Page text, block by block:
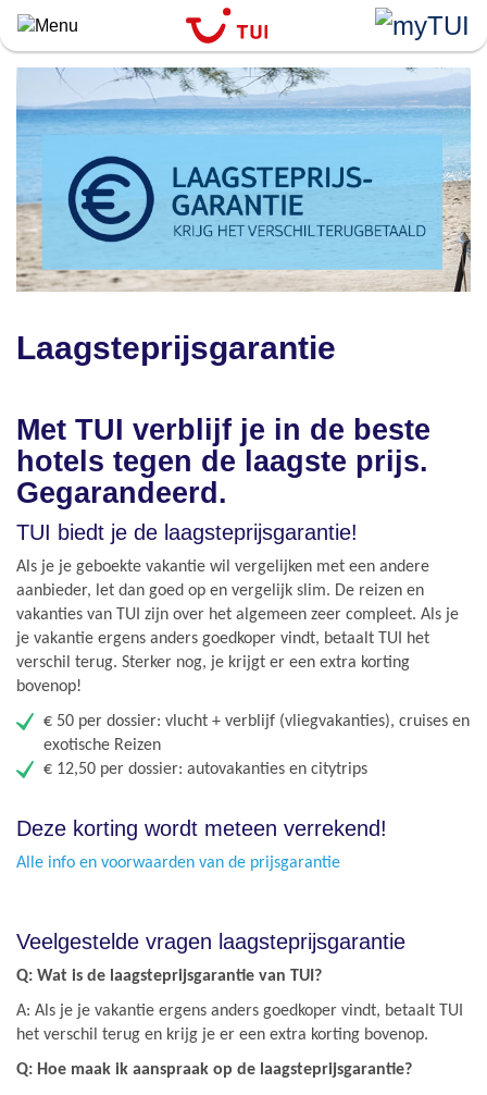
Overslaan
en
algemene
inhoud
Laagsteprijsgarantie
Met TUI verblijf je in de beste
hotels tegen de laagste prijs.
Gegarandeerd.
TUI biedt je de laagsteprijsgarantie!
Als je je geboekte vakantie wil vergelijken met een andere
aanbieder, let dan goed op en vergelijk slim. De reizen en
vakanties van TUI zijn over het algemeen zeer compleet. Als je
je vakantie ergens anders goedkoper vindt, betaalt TUI het
verschil terug. Sterker nog, je krijgt er een extra korting
bovenop!
€ 50 per dossier: vlucht + verblijf (vliegvakanties), cruises en
exotische Reizen
€ 12,50 per dossier: autovakanties en citytrips
Deze korting wordt meteen verrekend!
Alle info en voorwaarden van de prijsgarantie
Veelgestelde vragen laagsteprijsgarantie
Q: Wat is de laagsteprijsgarantie van TUI?
A: Als je je vakantie ergens anders goedkoper vindt, betaalt TUI
het verschil terug en krijg je er een extra korting bovenop.
Q: Hoe maak ik aanspraak op de laagsteprijsgarantie?